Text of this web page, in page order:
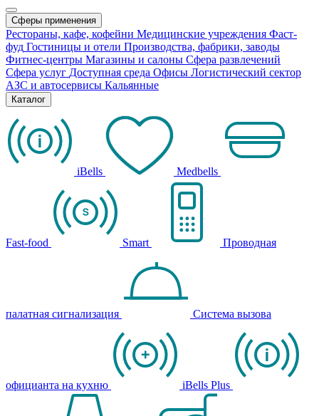
Сферы применения
Рестораны, кафе, кофейни Медицинские учреждения Фаст-
фуд Гостиницы и отели Производства, фабрики, заводы
Фитнес-центры Магазины и салоны Сфера развлечений
Сфера услуг Доступная среда Офисы Логистический сектор
АЗС и автосервисы Кальянные
Каталог
iBells Medbells
Fast-food Smart Проводная
палатная сигнализация Система вызова
официанта на кухню iBells Plus